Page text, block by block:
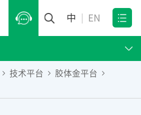
中 EN
技术平台
胶体金平台